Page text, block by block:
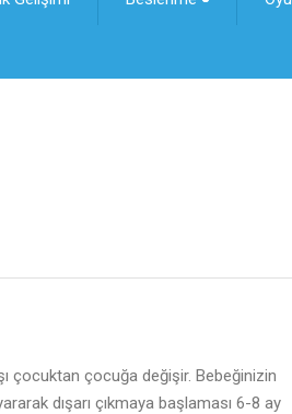
çocuktan çocuğa değişir. Bebeğinizin
dışarı çıkmaya başlaması 6-8 ay